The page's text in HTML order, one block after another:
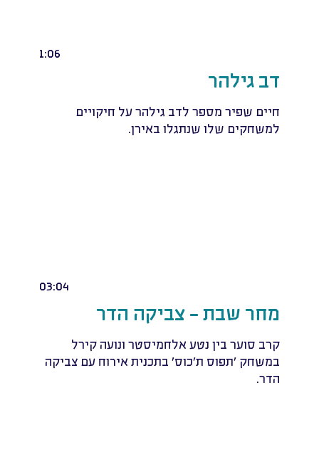
1:06
דב גילהר
חיים שפיר מספר לדב גילהר על חיקויים
למשחקים שלו שנתגלו באירן.
03:04
מחר שבת - צביקה הדר
קרב סוער בין נטע אלחמיסטר ונועה קירל
במשחק 'תפוס ת'כוס' בתכנית אירוח עם צביקה
הדר.